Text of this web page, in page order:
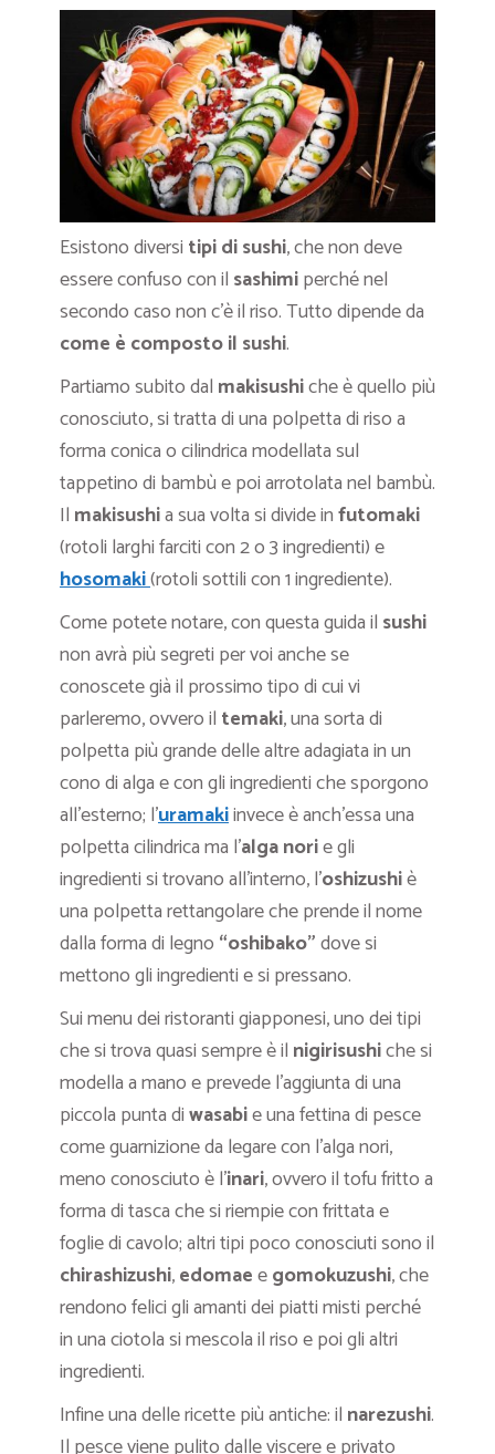
Esistono diversi tipi di sushi, che non deve
essere confuso con il sashimiperché nel
secondo caso non c’è il riso. Tutto dipende da
come è composto il sushi.
Partiamo subito dal makisushiche è quello più
conosciuto, si tratta di una polpetta di riso a
forma conica o cilindrica modellata sul
tappetino di bambù e poi arrotolata nel bambù.
Il makisushia sua volta si divide infutomaki
(rotoli larghi farciti con 2 o 3 ingredienti) e
hosomaki(rotoli sottili con 1 ingrediente).
Come potete notare, con questa guida il sushi
non avrà più segreti per voi anche se
conoscete già il prossimo tipo di cui vi
parleremo, ovvero il temaki, una sorta di
polpetta più grande delle altre adagiata in un
cono di alga e con gli ingredienti che sporgono
all’esterno; l’uramakiinvece è anch’essa una
polpetta cilindrica ma l’alga norie gli
ingredienti si trovano all’interno, l’oshizushiè
una polpetta rettangolare che prende il nome
dalla forma di legno “oshibako”dove si
mettono gli ingredienti e si pressano.
Sui menu dei ristoranti giapponesi, uno dei tipi
che si trova quasi sempre è il nigirisushiche si
modella a mano e prevede l’aggiunta di una
piccola punta diwasabie una fettina di pesce
come guarnizione da legare con l’alga nori,
meno conosciuto è l’inari, ovvero il tofu fritto a
forma di tasca che si riempie con frittata e
foglie di cavolo; altri tipi poco conosciuti sono il
chirashizushi,edomaeegomokuzushi, che
rendono felici gli amanti dei piatti misti perché
in una ciotola si mescola il riso e poi gli altri
ingredienti.
Infine una delle ricette più antiche: il narezushi.